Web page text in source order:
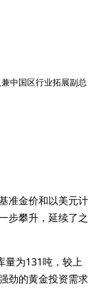
中国区行业拓展副总
准金价和以美元计
步攀升，延续了之
量为131吨，较上
劲的黄金投资需求